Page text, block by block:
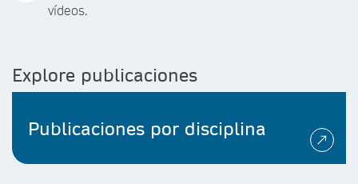
vídeos.
Explore publicaciones
Publicaciones por disciplina